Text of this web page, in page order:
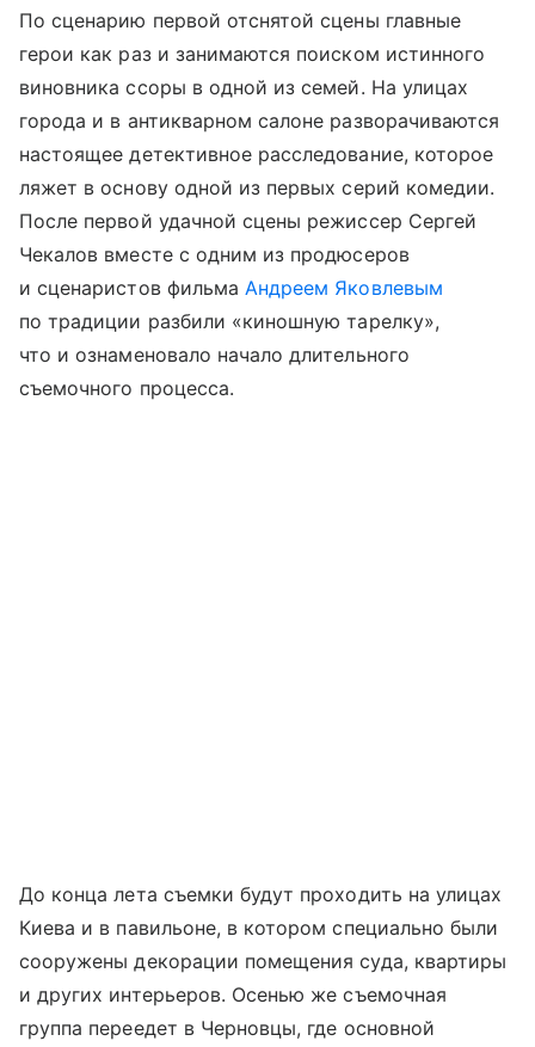
По сценарию первой отснятой сцены главные
герои как раз и занимаются поиском истинного
виновника ссоры в одной из семей. На улицах
города и в антикварном салоне разворачиваются
настоящее детективное расследование, которое
ляжет в основу одной из первых серий комедии.
После первой удачной сцены режиссер Сергей
Чекалов вместе с одним из продюсеров
и сценаристов фильма Андреем Яковлевым
по традиции разбили «киношную тарелку»,
что и ознаменовало начало длительного
съемочного процесса.
До конца лета съемки будут проходить на улицах
Киева и в павильоне, в котором специально были
сооружены декорации помещения суда, квартиры
и других интерьеров. Осенью же съемочная
группа переедет в Черновцы, где основной